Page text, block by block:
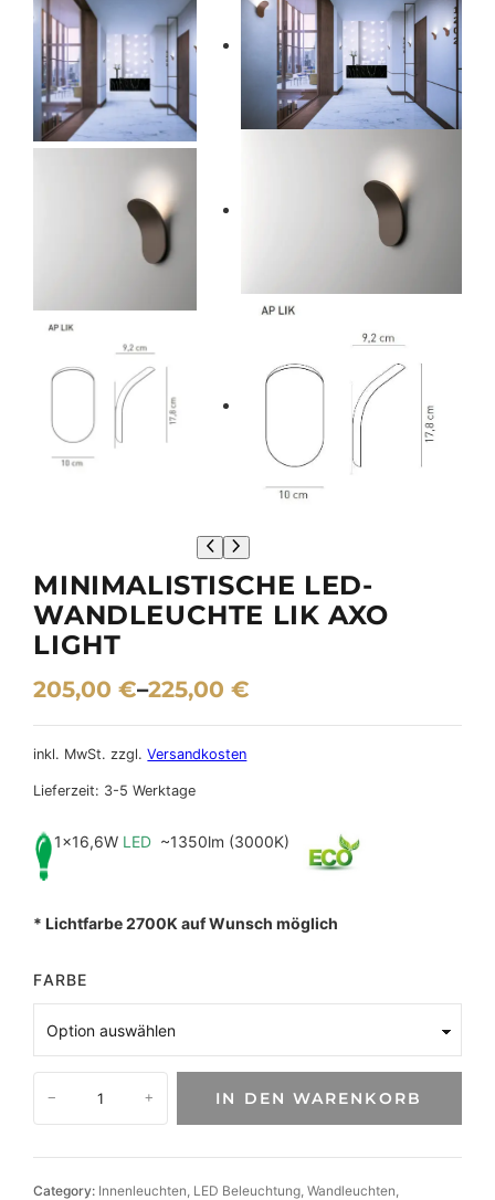
MINIMALISTISCHE LED-
WANDLEUCHTE LIK AXO
LIGHT
205,00€–225,00€
inkl. MwSt. zzgl.Versandkosten
Lieferzeit: 3-5 Werktage
1×16,6W LED ~1350lm (3000K)
* Lichtfarbe 2700K auf Wunsch möglich
FARBE
i
− + IN DEN WARENKORB
Category: Innenleuchten LED Beleuchtung , Wandleuchten